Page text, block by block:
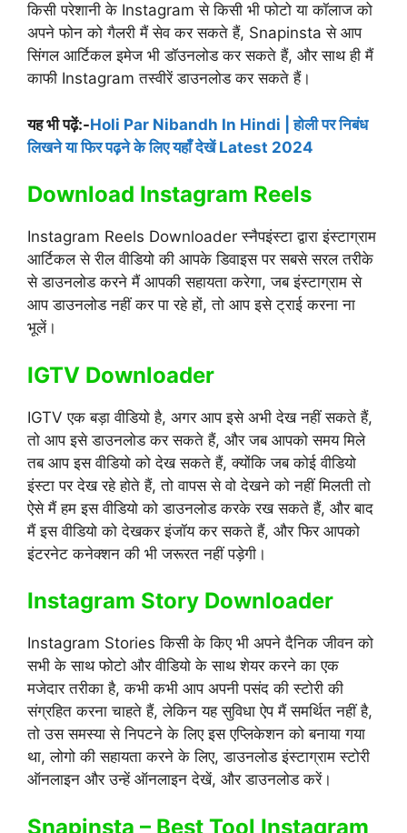
किसी परेशानी के Instagram से किसी भी फोटो या कॉलाज को
अपने फोन को गैलरी मैं सेव कर सकते हैं, Snapinsta से आप
सिंगल आर्टिकल इमेज भी डॉउनलोड कर सकते हैं, और साथ ही मैं
काफी Instagram तस्वीरें डाउनलोड कर सकते हैं।
यह भी पढ़ें:-Holi Par Nibandh In Hindi | होली पर निबंध
लिखने या फिर पढ़ने के लिए यहाँ देखें Latest 2024
Download Instagram Reels
Instagram Reels Downloader स्नैपइंस्टा द्वारा इंस्टाग्राम
आर्टिकल से रील वीडियो की आपके डिवाइस पर सबसे सरल तरीके
से डाउनलोड करने मैं आपकी सहायता करेगा, जब इंस्टाग्राम से
आप डाउनलोड नहीं कर पा रहे हों, तो आप इसे ट्राई करना ना
भूलें।
IGTV Downloader
IGTV एक बड़ा वीडियो है, अगर आप इसे अभी देख नहीं सकते हैं,
तो आप इसे डाउनलोड कर सकते हैं, और जब आपको समय मिले
तब आप इस वीडियो को देख सकते हैं, क्योंकि जब कोई वीडियो
इंस्टा पर देख रहे होते हैं, तो वापस से वो देखने को नहीं मिलती तो
ऐसे मैं हम इस वीडियो को डाउनलोड करके रख सकते हैं, और बाद
मैं इस वीडियो को देखकर इंजॉय कर सकते हैं, और फिर आपको
इंटरनेट कनेक्शन की भी जरूरत नहीं पड़ेगी।
Instagram Story Downloader
Instagram Stories किसी के किए भी अपने दैनिक जीवन को
सभी के साथ फोटो और वीडियो के साथ शेयर करने का एक
मजेदार तरीका है, कभी कभी आप अपनी पसंद की स्टोरी की
संग्रहित करना चाहते हैं, लेकिन यह सुविधा ऐप मैं समर्थित नहीं है,
तो उस समस्या से निपटने के लिए इस एप्लिकेशन को बनाया गया
था, लोगो की सहायता करने के लिए, डाउनलोड इंस्टाग्राम स्टोरी
ऑनलाइन और उन्हें ऑनलाइन देखें, और डाउनलोड करें।
Snapinsta – Best Tool Instagram